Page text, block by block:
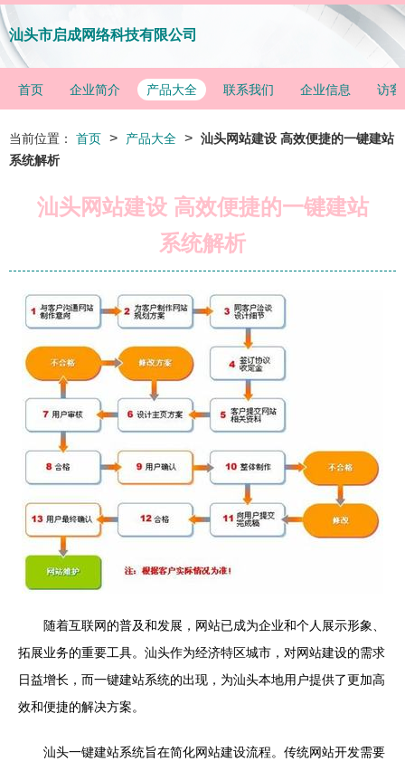
汕头市启成网络科技有限公司
首页 企业简介 产品大全 联系我们 企业信息 访客
当前位置： 首页 > 产品大全 > 汕头网站建设 高效便捷的一键建站
系统解析
汕头网站建设 高效便捷的一键建站
系统解析
随着互联网的普及和发展，网站已成为企业和个人展示形象、
拓展业务的重要工具。汕头作为经济特区城市，对网站建设的需求
日益增长，而一键建站系统的出现，为汕头本地用户提供了更加高
效和便捷的解决方案。
汕头一键建站系统旨在简化网站建设流程。传统网站开发需要